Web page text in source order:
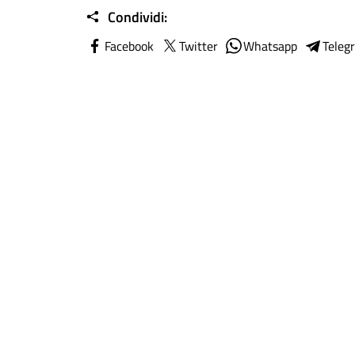
Condividi:
Facebook Twitter Whatsapp